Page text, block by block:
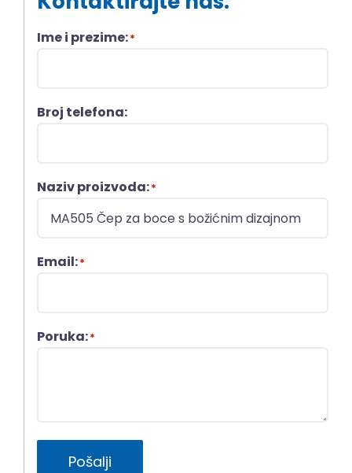
Ime i prezime:*
Broj telefona:
Naziv proizvoda:*
Email:*
Poruka:*
Pošalji